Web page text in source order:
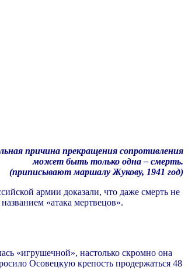
причина прекращения сопротивления
может быть только одна – смерть.
(приписывают маршалу Жукову, 1941 год)
армии доказали, что даже смерть не
«атака мертвецов».
«игрушечной», настолько скромно она
Осовецкую крепость продержаться 48